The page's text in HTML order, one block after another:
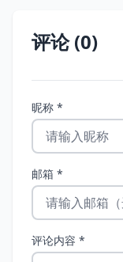
评论 (0)
昵称 *
邮箱 *
评论内容 *